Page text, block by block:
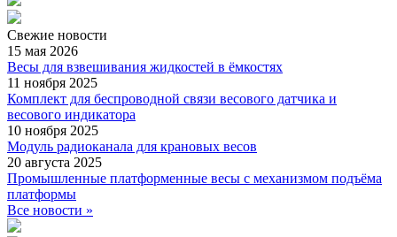
Свежие новости
15 мая 2026
Весы для взвешивания жидкостей в ёмкостях
11 ноября 2025
Комплект для беспроводной связи весового датчика и
весового индикатора
10 ноября 2025
Модуль радиоканала для крановых весов
20 августа 2025
Промышленные платформенные весы с механизмом подъёма
платформы
Все новости »